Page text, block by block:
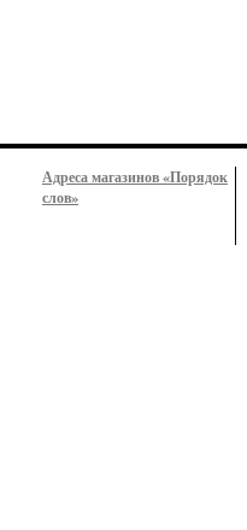
Адреса магазинов «Порядок
слов»